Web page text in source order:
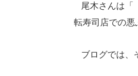
尾木さんは「
転寿司店での悪
ブログでは、